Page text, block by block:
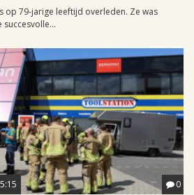
op 79-jarige leeftijd overleden. Ze was
succesvolle...
0